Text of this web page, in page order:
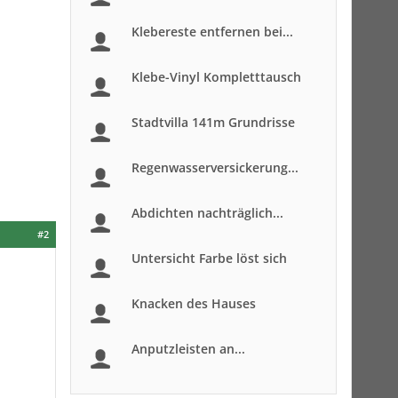
#2
Klebereste entfernen bei...
Klebe-Vinyl Kompletttausch
Stadtvilla 141m Grundrisse
Regenwasserversickerung...
Abdichten nachträglich...
Untersicht Farbe löst sich
Knacken des Hauses
Anputzleisten an...